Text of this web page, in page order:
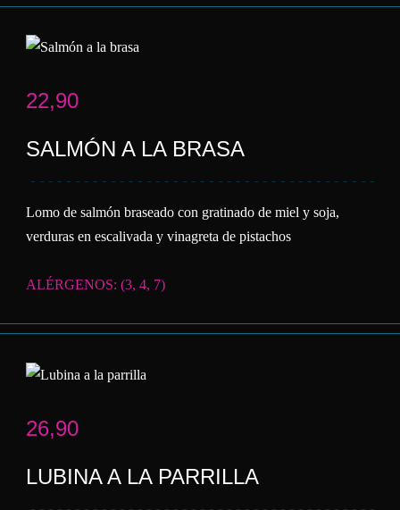
22,90
SALMÓN A LA BRASA
Lomo de salmón braseado con gratinado de miel y soja,
verduras en escalivada y vinagreta de pistachos
ALÉRGENOS: (3, 4, 7)
26,90
LUBINA A LA PARRILLA